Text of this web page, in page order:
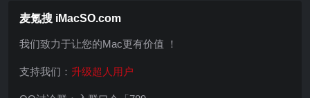
麦氪搜 iMacSO.com
我们致力于让您的Mac更有价值 ！
支持我们： 升级超人用户